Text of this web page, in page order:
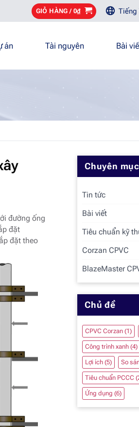
GIỎ HÀNG / 0₫ Tiếng
án Tài nguyên Bài
đường ống
đặt
đặt theo
Chuyên mục
Tin tức
Bài viết
Tiêu chuẩn kỹ
Corzan CPVC
BlazeMaster
Chủ đề
CPVC Corzan (1)
Công trình xanh (4)
Lợi ích (5) So
Tiêu chuẩn PCCC
Ứng dụng (6)